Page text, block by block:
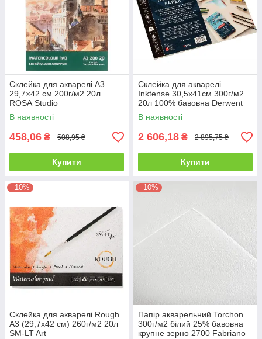
Склейка для акварелі А3
29,7×42 см 200г/м2 20л
ROSA Studio
В наявності
458,06 ₴ 508,95 ₴
Купити
Склейка для акварелі
Inktense 30,5х41см 300г/м2
20л 100% бавовна Derwent
В наявності
2 606,18 ₴ 2 895,75 ₴
Купити
–10%
Склейка для акварелі Rough
А3 (29,7х42 см) 260г/м2 20л
SM-LT Art
–10%
Папір акварельний Torchon
300г/м2 білий 25% бавовна
крупне зерно 2700 Fabriano